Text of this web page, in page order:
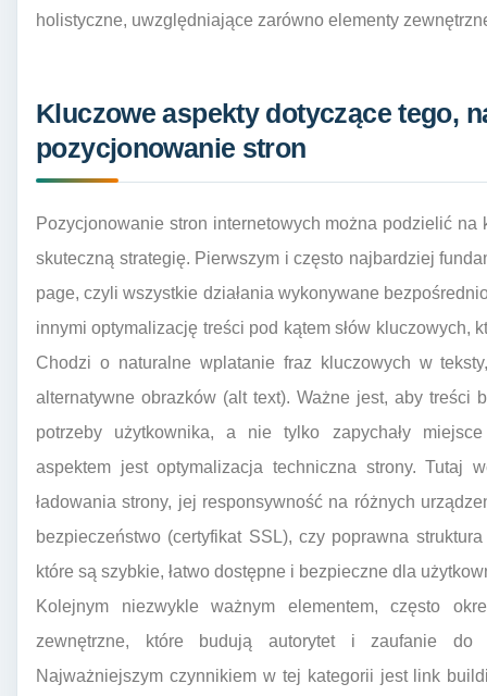
holistyczne, uwzględniające zarówno elementy
Kluczowe aspekty dotyczące tego,
pozycjonowanie stron
Pozycjonowanie stron internetowych można podzielić na
skuteczną strategię. Pierwszym i często najbardziej
page, czyli wszystkie działania wykonywane
innymi optymalizację treści pod kątem słów kluczowych,
Chodzi o naturalne wplatanie fraz kluczowych w
alternatywne obrazków (alt text). Ważne jest, aby treści
potrzeby użytkownika, a nie tylko zapychały
aspektem jest optymalizacja techniczna strony. Tutaj
ładowania strony, jej responsywność na różnych
bezpieczeństwo (certyfikat SSL), czy poprawna
które są szybkie, łatwo dostępne i bezpieczne dla
Kolejnym niezwykle ważnym elementem, często
zewnętrzne, które budują autorytet i zaufanie do
Najważniejszym czynnikiem w tej kategorii jest link